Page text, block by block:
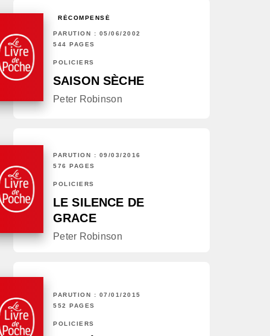
RÉCOMPENSÉ
PARUTION : 05/06/2002
544 PAGES
POLICIERS
SAISON SÈCHE
Peter Robinson
PARUTION : 09/03/2016
576 PAGES
POLICIERS
LE SILENCE DE
GRACE
Peter Robinson
PARUTION : 07/01/2015
552 PAGES
POLICIERS